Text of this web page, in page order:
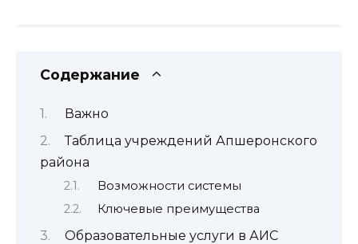
Содержание
Важно
Таблица учреждений Апшеронского
района
Возможности системы
Ключевые преимущества
Образовательные услуги в АИС